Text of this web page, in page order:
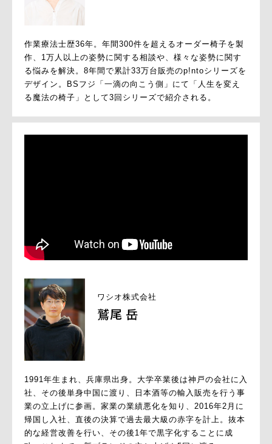
作業療法士歴36年。年間300件を超えるオーダー椅子を製
作、1万人以上の姿勢に関する相談や、様々な姿勢に関す
る悩みを解決。8年間で累計33万台販売のp!ntoシリーズを
デザイン。BSフジ「一滴の向こう側」にて「人生を変え
る魔法の椅子」として3回シリーズで紹介される。
ワシオ株式会社
鷲尾 岳
1991年生まれ、兵庫県出身。大学卒業後は神戸の会社に入
社、その後単身中国に渡り、日本酒等の輸入販売を行う事
業の立上げに参画。家業の業績悪化を知り、2016年2月に
帰国し入社、直後の決算で過去最大級の赤字を計上。抜本
的な経営改善を行い、その後1年で黒字化することに成